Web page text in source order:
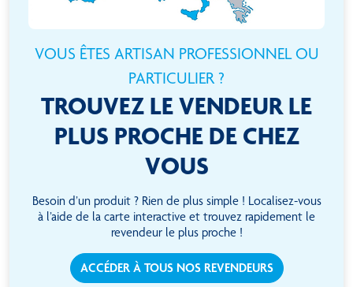
VOUS ÊTES ARTISAN PROFESSIONNEL OU
PARTICULIER ?
TROUVEZ LE VENDEUR LE
PLUS PROCHE DE CHEZ
VOUS
Besoin d’un produit ? Rien de plus simple ! Localisez-vous
à l’aide de la carte interactive et trouvez rapidement le
revendeur le plus proche !
ACCÉDER À TOUS NOS REVENDEURS